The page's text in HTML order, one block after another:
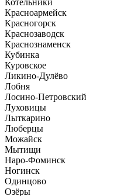
Котельники
Красноармейск
Красногорск
Краснозаводск
Краснознаменск
Кубинка
Куровское
Ликино-Дулёво
Лобня
Лосино-Петровский
Луховицы
Лыткарино
Люберцы
Можайск
Мытищи
Наро-Фоминск
Ногинск
Одинцово
Озёры